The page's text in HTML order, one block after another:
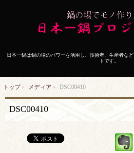
日本一鍋は鍋の場のパワーを活用し、技術者、生産者な
トです。
トップ› メディア › DSC00410
DSC00410